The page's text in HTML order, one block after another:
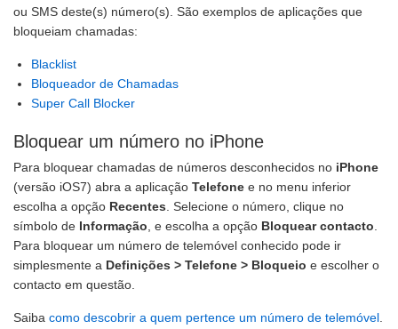
ou SMS deste(s) número(s). São exemplos de aplicações que
bloqueiam chamadas:
Blacklist
Bloqueador de Chamadas
Super Call Blocker
Bloquear um número no iPhone
Para bloquear chamadas de números desconhecidos no iPhone
(versão iOS7) abra a aplicação Telefone e no menu inferior
escolha a opção Recentes . Selecione o número, clique no
símbolo de Informação , e escolha a opção Bloquear contacto
Para bloquear um número de telemóvel conhecido pode ir
simplesmente a Definições > Telefone > Bloqueio e escolher o
contacto em questão.
Saiba como descobrir a quem pertence um número de telemóvel